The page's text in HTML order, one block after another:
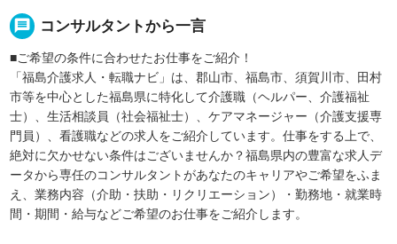
message コンサルタントから一言
■ご希望の条件に合わせたお仕事をご紹介！
「福島介護求人・転職ナビ」は、郡山市、福島市、須賀川市、田村
市等を中心とした福島県に特化して介護職（ヘルパー、介護福祉
士）、生活相談員（社会福祉士）、ケアマネージャー（介護支援専
門員）、看護職などの求人をご紹介しています。仕事をする上で、
絶対に欠かせない条件はございませんか？福島県内の豊富な求人デ
ータから専任のコンサルタントがあなたのキャリアやご希望をふま
え、業務内容（介助・扶助・リクリエーション）・勤務地・就業時
間・期間・給与などご希望のお仕事をご紹介します。